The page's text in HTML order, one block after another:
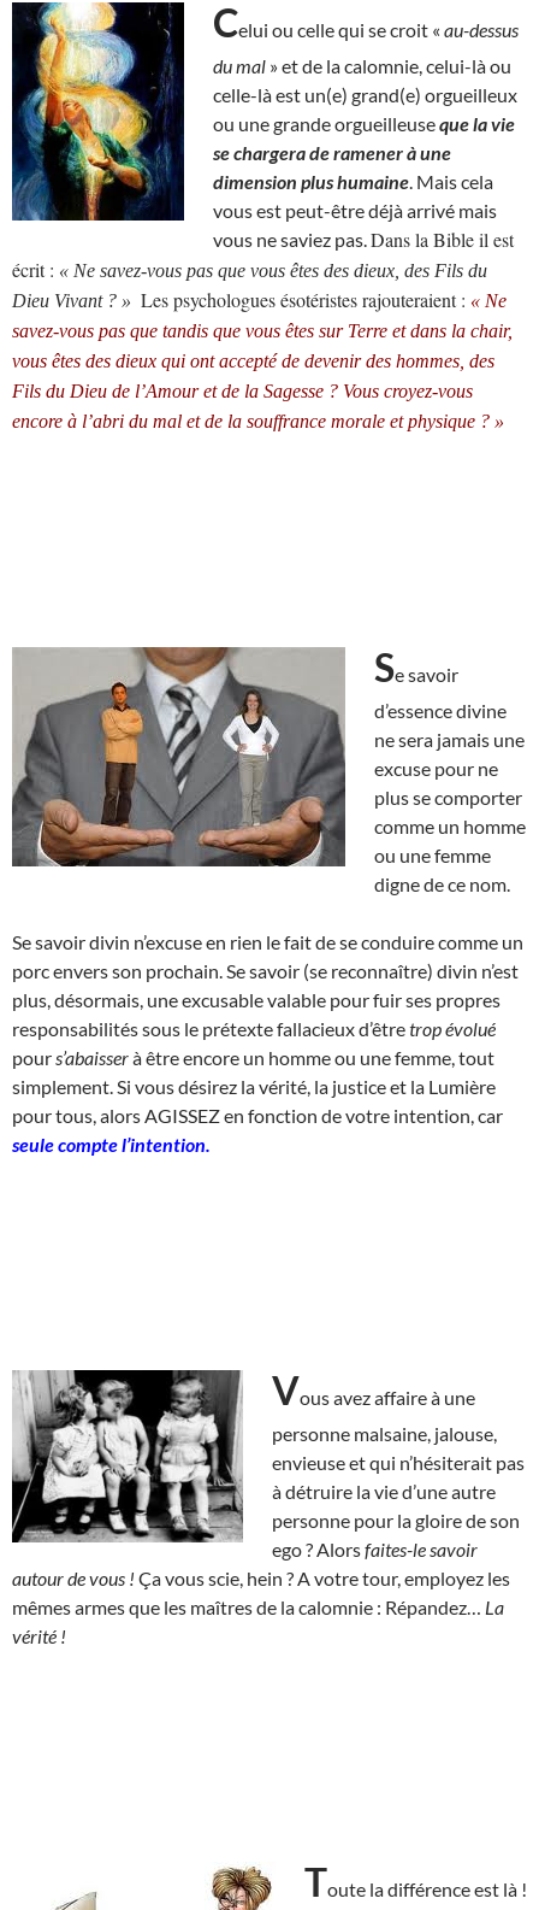
Celui ou celle qui se croit « au-dessus
du mal » et de la calomnie, celui-là ou
celle-là est un(e) grand(e) orgueilleux
ou une grande orgueilleuseque la vie
se chargera de ramener à une
dimension plus humaine . Mais cela
vous est peut-être déjà arrivé mais
vous ne saviez pas. Dans la Bible il est
écrit : « Ne savez-vous pas que vous êtes des dieux, des Fils du
Dieu Vivant ? » Les psychologues ésotéristes rajouteraient : « Ne
savez-vous pas que tandis que vous êtes sur Terre et dans la chair,
vous êtes des dieux qui ont accepté de devenir des hommes, des
Fils du Dieu de l’Amour et de la Sagesse ? Vous croyez-vous
encore à l’abri du mal et de la souffrance morale et physique ? »
Se savoir
d’essence divine
ne sera jamais une
excuse pour ne
plus se comporter
comme un homme
ou une femme
digne de ce nom.
Se savoir divin n’excuse en rien le fait de se conduire comme un
porc envers son prochain. Se savoir (se reconnaître) divin n’est
plus, désormais, une excusable valable pour fuir ses propres
responsabilités sous le prétexte fallacieux d’êtretrop évolué
pour s’abaisserà être encore un homme ou une femme, tout
simplement. Si vous désirez la vérité, la justice et la Lumière
pour tous, alors AGISSEZ en fonction de votre intention, car
seule compte l’intention.
Vous avez affaire à une
personne malsaine, jalouse,
envieuse et qui n’hésiterait pas
à détruire la vie d’une autre
personne pour la gloire de son
ego ? Alorsfaites-le savoir
autour de vous ! Ça vous scie, hein ? A votre tour, employez les
mêmes armes que les maîtres de la calomnie : Répandez… La
vérité !
Toute la différence est là !